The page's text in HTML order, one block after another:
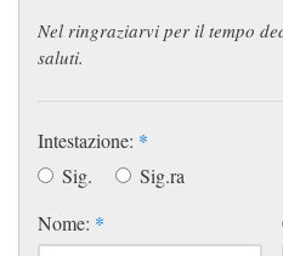
Nel ringraziarvi per il tempo
saluti.
Intestazione: *
Sig.
Sig.ra
Nome: *